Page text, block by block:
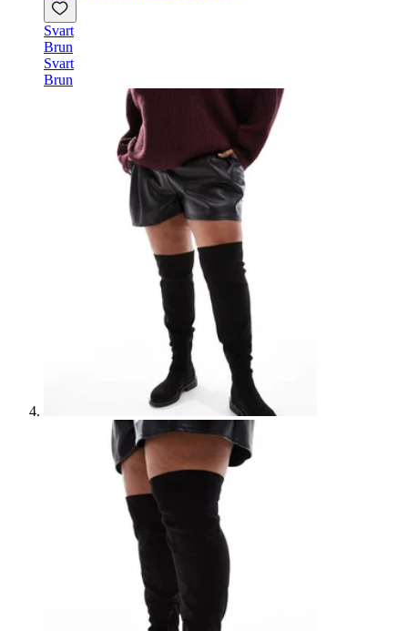
Svart
Brun
Svart
Brun